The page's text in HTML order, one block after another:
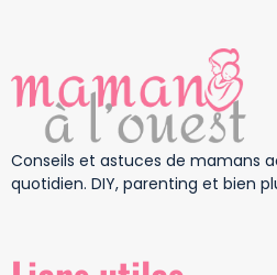
Conseils et astuces de mamans
quotidien. DIY, parenting et bien